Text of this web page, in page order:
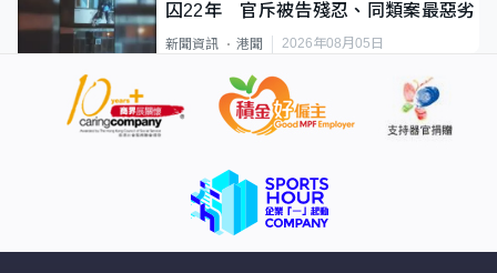
囚22年 官斥被告殘忍、同類案最惡劣
新聞資訊 港聞 2026年08月05日